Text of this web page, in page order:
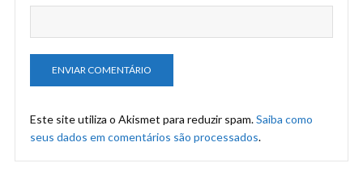
Este site utiliza o Akismet para reduzir spam.Saiba como
seus dados em comentários são processados.